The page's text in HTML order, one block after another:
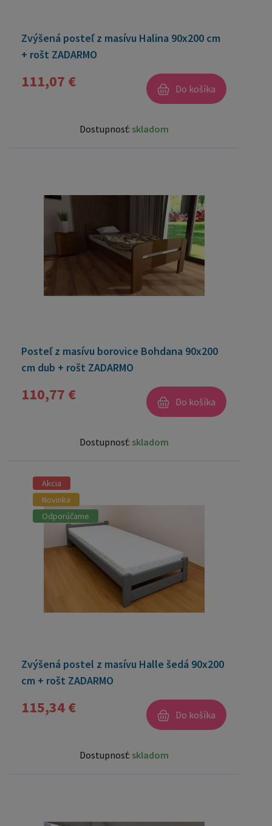
Zvýšená posteľ z masívu Halina 90x200 cm
+ rošt ZADARMO
111,07 € Do košíka
Dostupnosť: skladom
Posteľ z masívu borovice Bohdana 90x200
cm dub + rošt ZADARMO
110,77 € Do košíka
Dostupnosť: skladom
Akcia
Novinka
Odporúčame
Zvýšená postel z masívu Halle šedá 90x200
cm + rošt ZADARMO
115,34 € Do košíka
Dostupnosť: skladom